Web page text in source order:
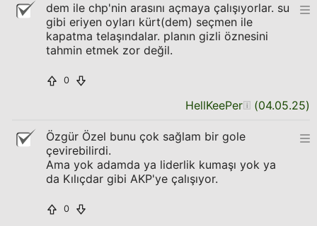
dem ile chp'nin arasını açmaya çalışıyorlar. su
gibi eriyen oyları kürt(dem) seçmen ile
kapatma telaşındalar. planın gizli öznesini
tahmin etmek zor değil.
0
HellKeePer (04.05.25)
Özgür Özel bunu çok sağlam bir gole
çevirebilirdi.
Ama yok adamda ya liderlik kumaşı yok ya
da Kılıçdar gibi AKP'ye çalışıyor.
0